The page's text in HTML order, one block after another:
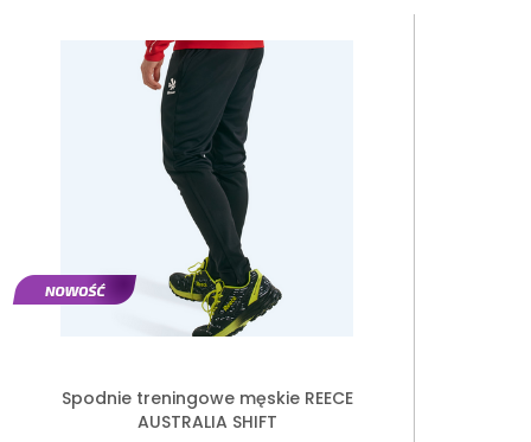
Spodnie treningowe męskie REECE
AUSTRALIA SHIFT